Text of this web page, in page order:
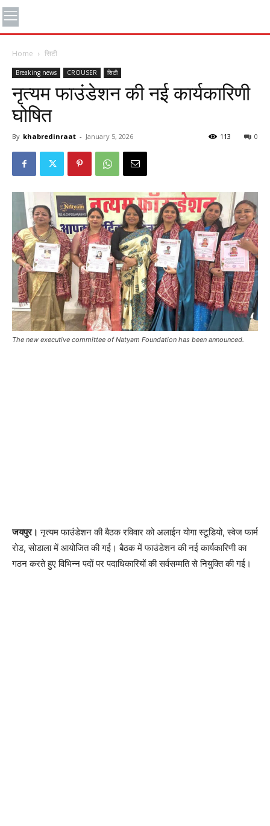
Home सिटी
Breaking news CROUSER सिटी
नृत्यम फाउंडेशन की नई कार्यकारिणी
घोषित
By khabredinraat - January 5, 2026 0
113
The new executive committee of Natyam Foundation has been announced.
जयपुर। नृत्यम फाउंडेशन की बैठक रविवार को अलाईन योगा स्टूडियो, स्वेज फार्म
रोड, सोडाला में आयोजित की गई। बैठक में फाउंडेशन की नई कार्यकारिणी का
गठन करते हुए विभिन्न पदों पर पदाधिकारियों की सर्वसम्मति से नियुक्ति की गई।